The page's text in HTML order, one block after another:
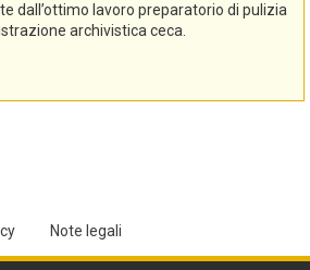
dall’ottimo lavoro preparatorio di pulizia
archivistica ceca.
Note legali